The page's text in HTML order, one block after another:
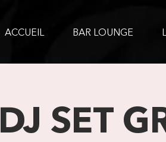
ACCUEIL BAR LOUNGE
DJ SET